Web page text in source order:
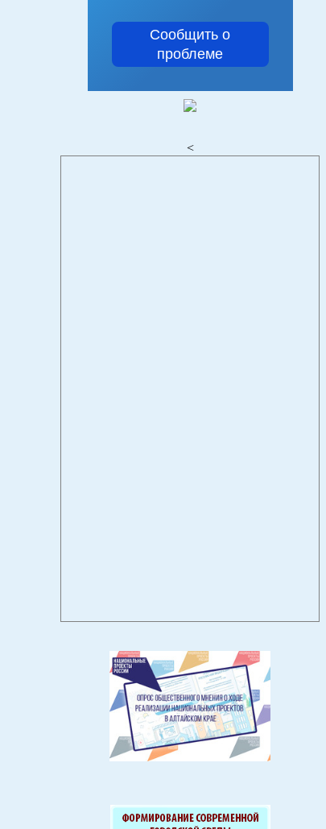
Сообщить о
проблеме
<